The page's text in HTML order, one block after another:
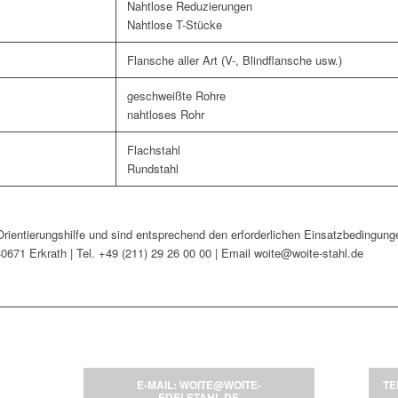
Nahtlose Reduzierungen
Nahtlose T-Stücke
Flansche aller Art (V-, Blindflansche usw.)
geschweißte Rohre
nahtloses Rohr
Flachstahl
Rundstahl
und sind entsprechend den erforderlichen
Erkrath | Tel. +49 (211) 29 26 00 00 | Email woite@woite-stahl.de
E-MAIL: WOITE@WOITE-